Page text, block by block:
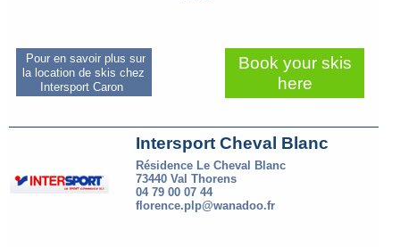
Pour en savoir plus sur
la location de skis chez
Intersport Caron
Book your skis
here
Intersport Cheval Blanc
Résidence Le Cheval Blanc
73440 Val Thorens
04 79 00 07 44
florence.plp@wanadoo.fr